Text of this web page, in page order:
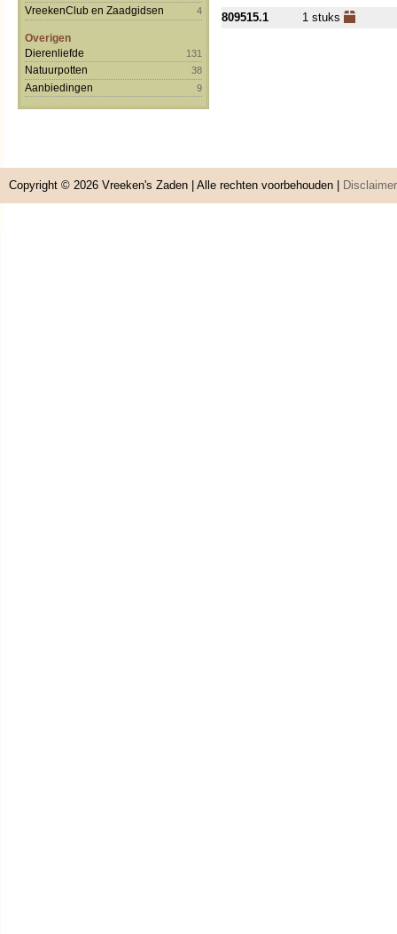
VreekenClub en Zaadgidsen 4
Overigen
Dierenliefde
131
Natuurpotten 38
Aanbiedingen 9
809515.1 1 stuks
Copyright © 2026 Vreeken's Zaden | Alle rechten voorbehouden | Disclaimer